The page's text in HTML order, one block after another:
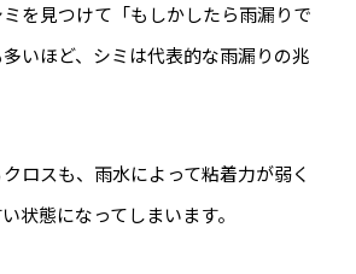
を見つけて「もしかしたら雨漏りで
いほど、シミは代表的な雨漏りの兆
ロスも、雨水によって粘着力が弱く
状態になってしまいます。